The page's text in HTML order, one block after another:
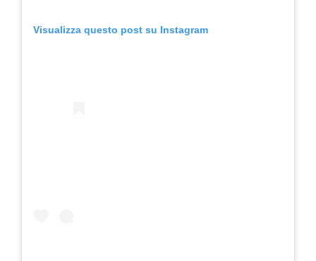
Visualizza questo post su Instagram